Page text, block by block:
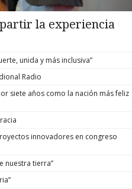
la experiencia
unida y más inclusiva”
Radio
siete años como la nación más feliz
innovadores en congreso
nuestra tierra”